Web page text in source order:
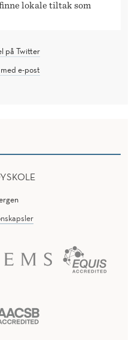
lokale tiltak som
på Twitter
e-post